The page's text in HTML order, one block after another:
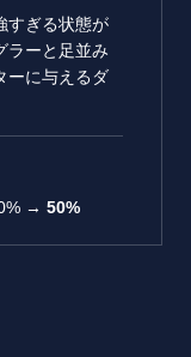
すぎる状態が
ラーと足並み
ーに与えるダ
→ 50%